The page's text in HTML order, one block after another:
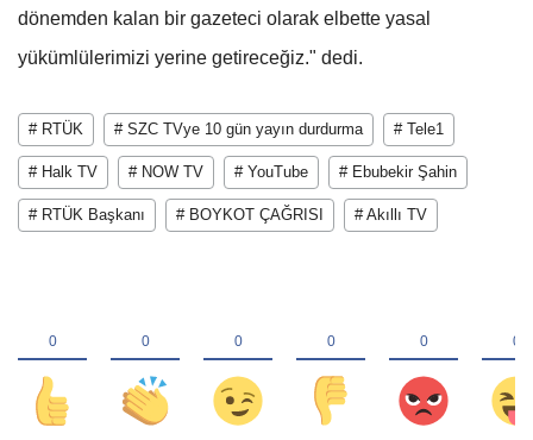
dönemden kalan bir gazeteci olarak elbette yasal
yükümlülerimizi yerine getireceğiz." dedi.
# RTÜK # SZC TVye 10 gün yayın durdurma # Tele1
# Halk TV # NOW TV # YouTube # Ebubekir Şahin
# RTÜK Başkanı # BOYKOT ÇAĞRISI # Akıllı TV